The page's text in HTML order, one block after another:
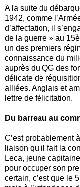
A la suite du
1942, comme
d’affectation, il
de la guerre » au
un des premiers
connaissance du
auprès du QG des
délicate de
alliées. Anglais et
lettre de félicitation.
Du barreau au
C’est probablement
liaison qu’il fait la
Leca, jeune
pour occuper son
certain, c’est que le